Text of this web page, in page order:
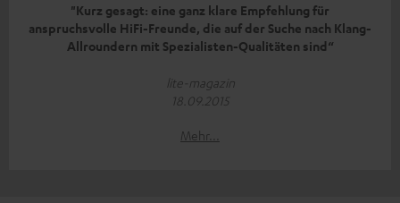
"Kurz gesagt: eine ganz klare Empfehlung für
anspruchsvolle HiFi-Freunde, die auf der Suche nach Klang-
Allroundern mit Spezialisten-Qualitäten sind“
lite-magazin
18.09.2015
Mehr...